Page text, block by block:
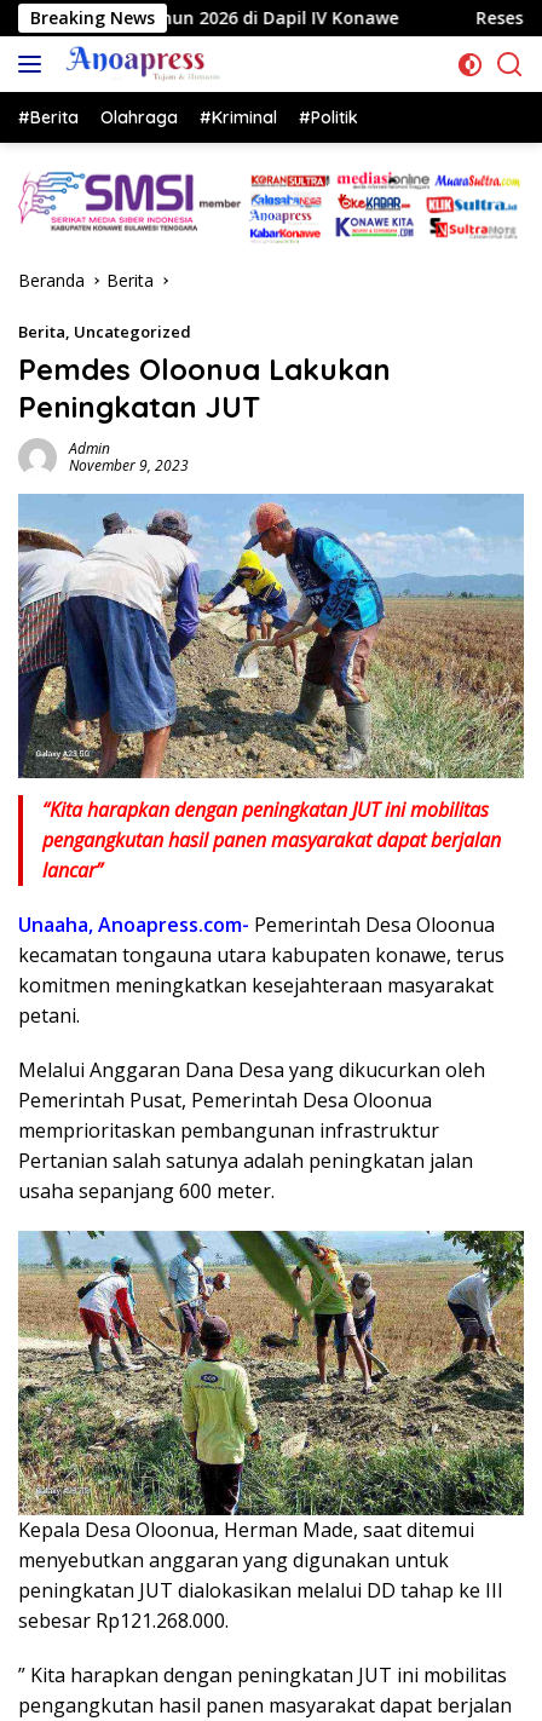
Langsung
ke
konten
Breaking News
di Dapil IV Konawe Reses di Labela, Anggota
#Berita Olahraga #Kriminal #Politik
Beranda Berita
Berita, Uncategorized
Pemdes Oloonua Lakukan
Peningkatan JUT
Admin
November 9, 2023
“Kita harapkan dengan peningkatan JUT ini mobilitas
pengangkutan hasil panen masyarakat dapat berjalan
lancar”
Unaaha, Anoapress.com- Pemerintah Desa Oloonua
kecamatan tongauna utara kabupaten konawe, terus
komitmen meningkatkan kesejahteraan masyarakat
petani.
Melalui Anggaran Dana Desa yang dikucurkan oleh
Pemerintah Pusat, Pemerintah Desa Oloonua
memprioritaskan pembangunan infrastruktur
Pertanian salah satunya adalah peningkatan jalan
usaha sepanjang 600 meter.
Kepala Desa Oloonua, Herman Made, saat ditemui
menyebutkan anggaran yang digunakan untuk
peningkatan JUT dialokasikan melalui DD tahap ke III
sebesar Rp121.268.000.
” Kita harapkan dengan peningkatan JUT ini mobilitas
pengangkutan hasil panen masyarakat dapat berjalan